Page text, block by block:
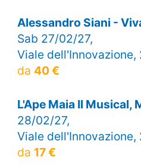
Alessandro Siani -
Sab 27/02/27,
Viale dell'Innovazione,
da 40 €
L'Ape Maia Il Musical,
28/02/27,
Viale dell'Innovazione,
da 17 €